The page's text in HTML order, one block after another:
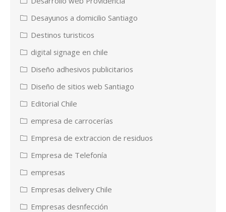
Desayunos a domicilio Santiago
Destinos turisticos
digital signage en chile
Diseño adhesivos publicitarios
Diseño de sitios web Santiago
Editorial Chile
empresa de carrocerías
Empresa de extraccion de residuos
Empresa de Telefonía
empresas
Empresas delivery Chile
Empresas desnfección